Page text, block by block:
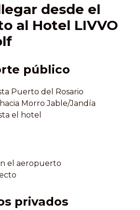
desde el
al Hotel LIVVO
público
Puerto del Rosario
Morro Jable/Jandía
el hotel
el aeropuerto
privados